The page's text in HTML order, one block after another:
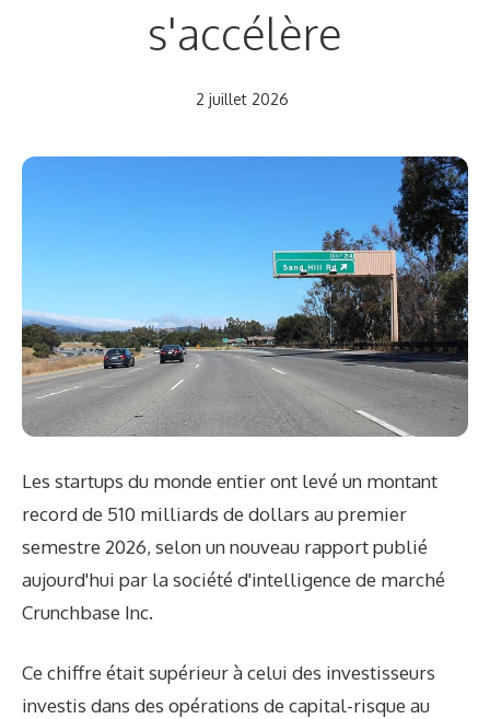
s'accélère
2 juillet 2026
Les startups du monde entier ont levé un montant
record de 510 milliards de dollars au premier
semestre 2026, selon un nouveau rapport publié
aujourd'hui par la société d'intelligence de marché
Crunchbase Inc.
Ce chiffre était supérieur à celui des investisseurs
investis dans des opérations de capital-risque au